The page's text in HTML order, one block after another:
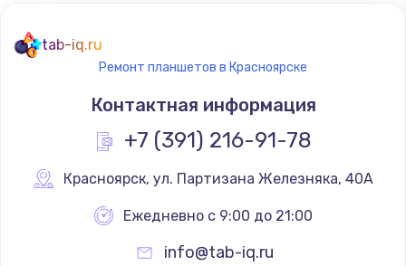
Замена тачпада
1330 руб.
Заказать
Замена контроллера питания
tab-iq.ru
Ремонт планшетов в Красноярске
Контактная информация
+7 (391) 216-91-78
Красноярск, ул. Партизана Железняка, 40А
Ежедневно с 9:00 до 21:00
info@tab-iq.ru